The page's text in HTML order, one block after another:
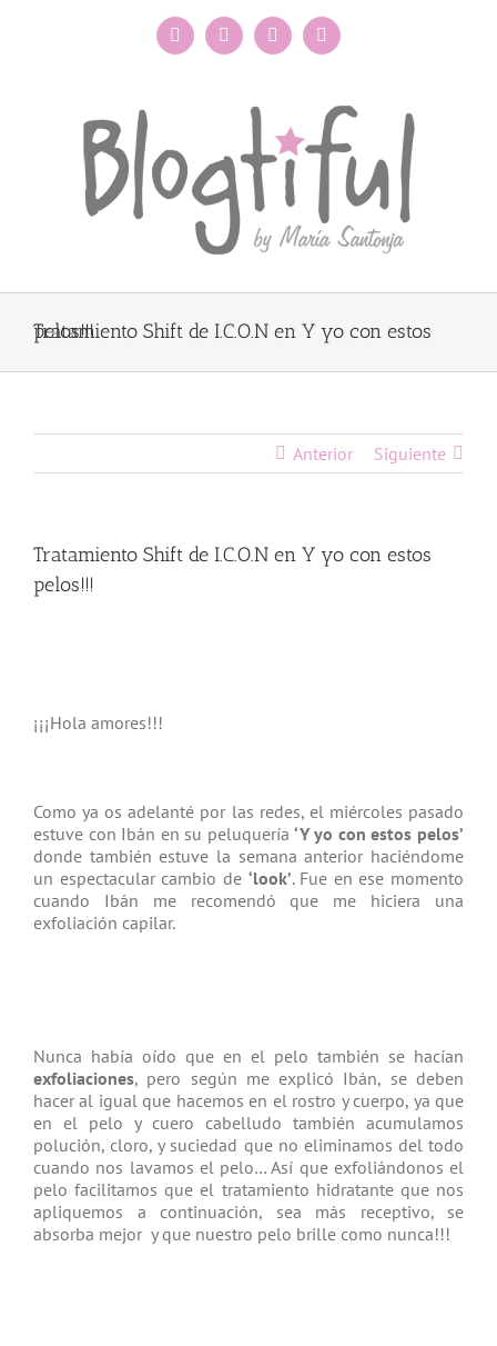
FacebookInstagram
X Pinterest
Tratamiento Shift de I.C.O.N en Y yo con estos pelos!!!
Anterior Siguiente
Tratamiento Shift de I.C.O.N en Y yo con estos
pelos!!!
¡¡¡Hola amores!!!
Como ya os adelanté por las redes, el miércoles pasado
estuve con Ibán en su peluquería ‘Y yo con estos pelos’
donde también estuve la semana anterior haciéndome
un espectacular cambio de ‘look’. Fue en ese momento
cuando Ibán me recomendó que me hiciera una
exfoliación capilar.
Nunca había oído que en el pelo también se hacían
exfoliaciones, pero según me explicó Ibán, se deben
hacer al igual que hacemos en el rostro y cuerpo, ya que
en el pelo y cuero cabelludo también acumulamos
polución, cloro, y suciedad que no eliminamos del todo
cuando nos lavamos el pelo… Así que exfoliándonos el
pelo facilitamos que el tratamiento hidratante que nos
apliquemos a continuación, sea más receptivo, se
absorba mejor y que nuestro pelo brille como nunca!!!